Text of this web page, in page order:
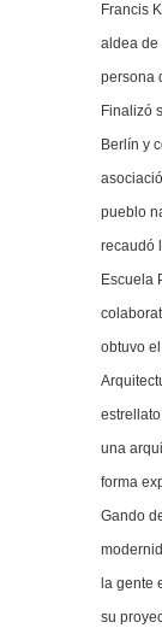
Francis
aldea de
persona
Finalizó
Berlín y
pueblo
recaudó
Escuela
obtuvo
una
forma
Gando
la gente
su